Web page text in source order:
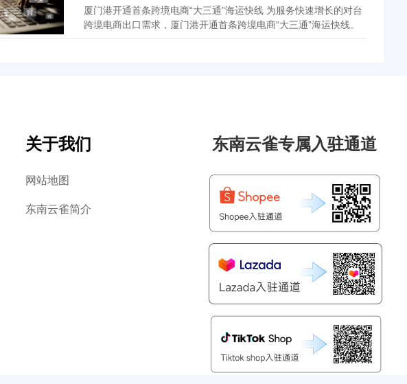
厦门港开通首条跨境电商“大三通”海运快线 为服务快速增长的对台
跨境电商出口需求，厦门港开通首条跨境电商“大三通”海运快线。
该航线每周发出2班，首班搭载60个标准集装箱、1.7万票、价值
关于我们
网站地图
东南云雀简介
东南云雀专属入驻通道